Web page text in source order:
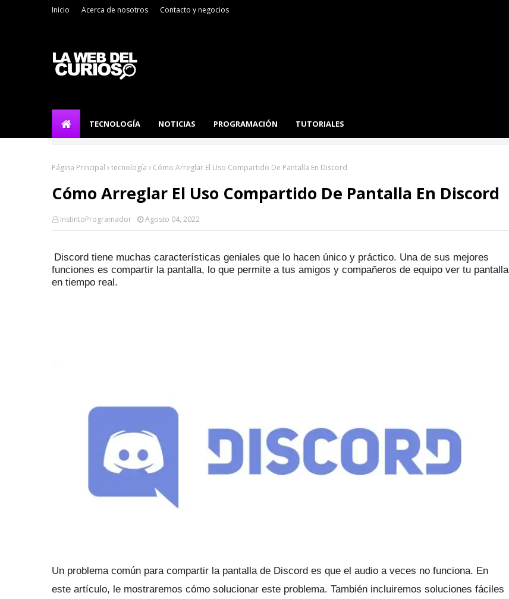
Inicio Acerca de nosotros Contacto y negocios
TECNOLOGÍA NOTICIAS PROGRAMACIÓN TUTORIALES
Página Principal tecnología Cómo Arreglar El Uso Compartido De Pantalla En Discord
Cómo Arreglar El Uso Compartido De Pantalla En Discord
InstintoProgramador Agosto 04, 2022
Discord tiene muchas características geniales que lo hacen único y práctico. Una de sus mejores
funciones es compartir la pantalla, lo que permite a tus amigos y compañeros de equipo ver tu pantalla
en tiempo real.
Un problema común para compartir la pantalla de Discord es que el audio a veces no funciona. En
este artículo, le mostraremos cómo solucionar este problema. También incluiremos soluciones fáciles